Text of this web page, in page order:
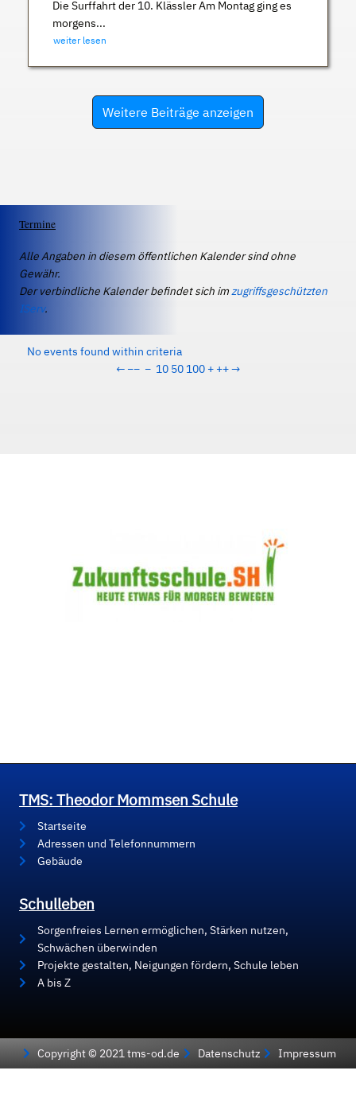
Die Surffahrt der 10. Klässler Am Montag ging es
morgens...
weiter lesen
Weitere Beiträge anzeigen
Termine
Alle Angaben in diesem öffentlichen Kalender sind ohne
Gewähr.
Der verbindliche Kalender befindet sich imzugriffsgeschützten
IServ.
No events found within criteria
← −− − 10 50 100 + ++→
TMS: Theodor Mommsen Schule
Startseite
Adressen und Telefonnummern
Gebäude
Schulleben
Sorgenfreies Lernen ermöglichen, Stärken nutzen,
Schwächen überwinden
Projekte gestalten, Neigungen fördern, Schule leben
A bis Z
Copyright © 2021 tms-od.de Datenschutz Impressum